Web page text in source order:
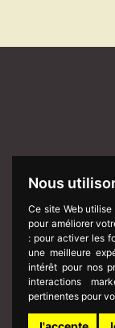
Nous
Ce site Web
pour améliorer
: pour activer les
une meilleure
intérêt pour nos
interactions
pertinentes pour